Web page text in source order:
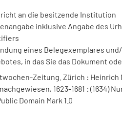
an die besitzende Institution
inklusive Angabe des
eines Belegexemplares
in das Sie das Dokument
Zeitung. Zürich : Heinrich
nachgewiesen, 1623-1681 : (1634)
Domain Mark 1.0